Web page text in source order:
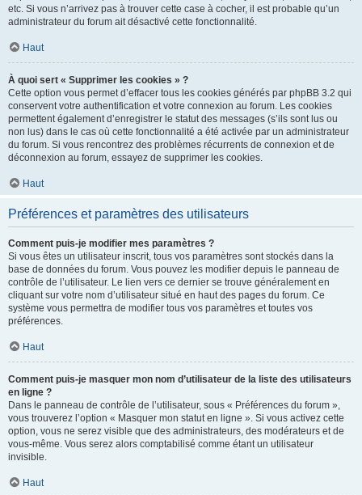
etc. Si vous n’arrivez pas à trouver cette case à cocher, il est probable qu’un
administrateur du forum ait désactivé cette fonctionnalité.
Haut
À quoi sert « Supprimer les cookies » ?
Cette option vous permet d’effacer tous les cookies générés par phpBB 3.2 qui
conservent votre authentification et votre connexion au forum. Les cookies
permettent également d’enregistrer le statut des messages (s’ils sont lus ou
non lus) dans le cas où cette fonctionnalité a été activée par un administrateur
du forum. Si vous rencontrez des problèmes récurrents de connexion et de
déconnexion au forum, essayez de supprimer les cookies.
Haut
Préférences et paramètres des utilisateurs
Comment puis-je modifier mes paramètres ?
Si vous êtes un utilisateur inscrit, tous vos paramètres sont stockés dans la
base de données du forum. Vous pouvez les modifier depuis le panneau de
contrôle de l’utilisateur. Le lien vers ce dernier se trouve généralement en
cliquant sur votre nom d’utilisateur situé en haut des pages du forum. Ce
système vous permettra de modifier tous vos paramètres et toutes vos
préférences.
Haut
Comment puis-je masquer mon nom d’utilisateur de la liste des utilisateurs
en ligne ?
Dans le panneau de contrôle de l’utilisateur, sous « Préférences du forum »,
vous trouverez l’option « Masquer mon statut en ligne ». Si vous activez cette
option, vous ne serez visible que des administrateurs, des modérateurs et de
vous-même. Vous serez alors comptabilisé comme étant un utilisateur
invisible.
Haut